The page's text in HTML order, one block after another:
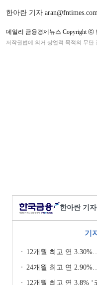
한아란 기자 aran@fntimes.com
데일리 금융경제뉴스 Copyright ⓒ
저작권법에 의거 상업적 목적의 무단
한아란 기자
기
12개월 최고 연 3.30%…수협은행
24개월 최고 연 2.90%…기업은행
12개월 최고 연 3.8% ‘코드K자유적금